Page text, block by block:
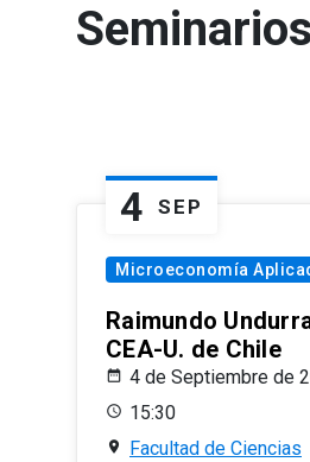
Seminarios
4 SEP
Microeconomía
Raimundo
CEA-U. de Chile
4 de Septiembre de
15:30
Facultad de Ciencias